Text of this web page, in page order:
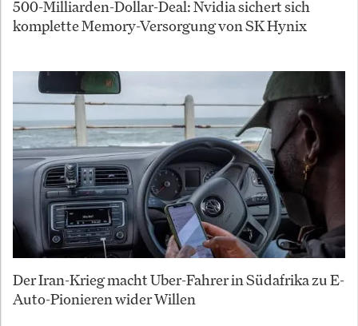
500-Milliarden-Dollar-Deal: Nvidia sichert sich
komplette Memory-Versorgung von SK Hynix
Der Iran-Krieg macht Uber-Fahrer in Südafrika zu E-
Auto-Pionieren wider Willen